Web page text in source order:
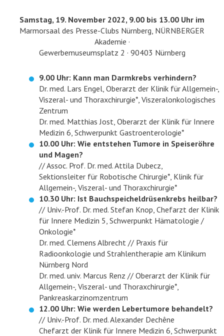
Samstag, 19. November 2022, 9.00 bis 13.00 Uhr im
Marmorsaal des Presse-Clubs Nürnberg, NÜRNBERGER
Akademie ·
Gewerbemuseumsplatz 2 · 90403 Nürnberg
9.00 Uhr: Kann man Darmkrebs verhindern?
Dr. med. Lars Engel, Oberarzt der Klinik für Allgemein-,
Viszeral- und Thoraxchirurgie*, Viszeralonkologisches
Zentrum
Dr. med. Matthias Jost, Oberarzt der Klinik für Innere
Medizin 6, Schwerpunkt Gastroenterologie*
10.00 Uhr: Wie entstehen Tumore in Speiseröhre
und Magen?
// Assoc. Prof. Dr. med. Attila Dubecz,
Sektionsleiter für Robotische Chirurgie*, Klinik für
Allgemein-, Viszeral- und Thoraxchirurgie*
10.30 Uhr: Ist Bauchspeicheldrüsenkrebs heilbar?
// Univ.-Prof. Dr. med. Stefan Knop, Chefarzt der Klinik
für Innere Medizin 5, Schwerpunkt Hämatologie /
Onkologie*
Dr. med. Clemens Albrecht // Praxis für
Radioonkologie und Strahlentherapie am Klinikum
Nürnberg Nord
Dr. med. univ. Marcus Renz // Oberarzt der Klinik für
Allgemein-, Viszeral- und Thoraxchirurgie*,
Pankreaskarzinomzentrum
12.00 Uhr: Wie werden Lebertumore behandelt?
// Univ.-Prof. Dr. med. Alexander Dechêne
Chefarzt der Klinik für Innere Medizin 6, Schwerpunkt